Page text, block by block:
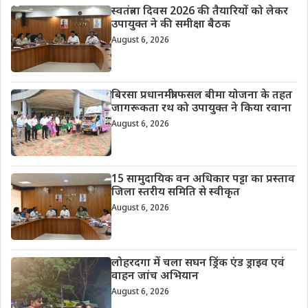
स्वतंत्रता दिवस 2026 की तैयारियों को लेकर
उपायुक्त ने की समीक्षा बैठक
August 6, 2026
बिरसा प्रधानमंत्री फसल बीमा योजना के तहत
जागरूकता रथ को उपायुक्त ने किया रवाना
August 6, 2026
15 सामुदायिक वन अधिकार पट्टा का प्रस्ताव
जिला स्तरीय समिति से स्वीकृत
August 6, 2026
लोहरदगा में चला सघन ड्रिंक एंड ड्राइव एवं
वाहन जांच अभियान
August 6, 2026